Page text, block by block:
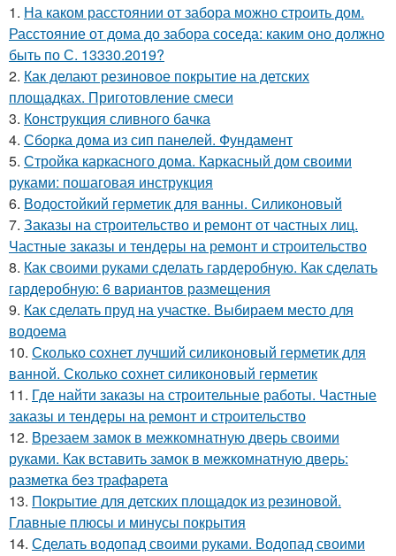
1. На каком расстоянии от забора можно строить дом.
Расстояние от дома до забора соседа: каким оно должно
быть по С. 13330.2019?
2. Как делают резиновое покрытие на детских
площадках. Приготовление смеси
3. Конструкция сливного бачка
4. Сборка дома из сип панелей. Фундамент
5. Стройка каркасного дома. Каркасный дом своими
руками: пошаговая инструкция
6. Водостойкий герметик для ванны. Силиконовый
7. Заказы на строительство и ремонт от частных лиц.
Частные заказы и тендеры на ремонт и строительство
8. Как своими руками сделать гардеробную. Как сделать
гардеробную: 6 вариантов размещения
9. Как сделать пруд на участке. Выбираем место для
водоема
10. Сколько сохнет лучший силиконовый герметик для
ванной. Сколько сохнет силиконовый герметик
11. Где найти заказы на строительные работы. Частные
заказы и тендеры на ремонт и строительство
12. Врезаем замок в межкомнатную дверь своими
руками. Как вставить замок в межкомнатную дверь:
разметка без трафарета
13. Покрытие для детских площадок из резиновой.
Главные плюсы и минусы покрытия
14. Сделать водопад своими руками. Водопад своими